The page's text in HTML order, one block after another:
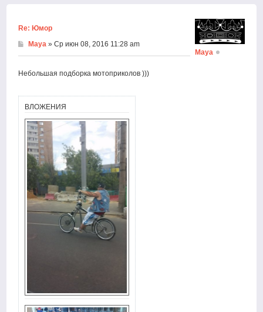
Re: Юмор
Maya » Ср июн 08, 2016 11:28 am
Небольшая подборка мотоприколов )))
ВЛОЖЕНИЯ
Maya